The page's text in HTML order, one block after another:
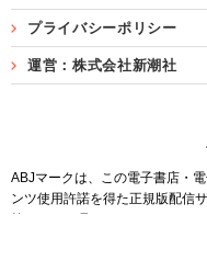
プライバシーポリシー
運営：株式会社新潮社
ABJマークは、この電子書店・
ンツ使用許諾を得た正規版配信
第6091713号）です。ABJマー